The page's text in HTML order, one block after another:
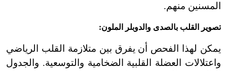
المسنين منهم.
تصوير القلب بالصدى والدوبلر الملون:
يمكن لهذا الفحص أن يفرق بين متلازمة القلب الرياضي
واعتلالات العضلة القلبية الضخامية والتوسعية. والجدول